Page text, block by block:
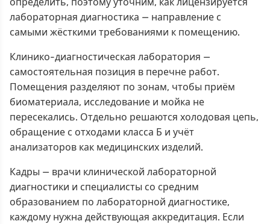
лабораторная диагностика — направление с
самыми жёсткими требованиями к помещению.
Клинико-диагностическая лаборатория —
самостоятельная позиция в перечне работ.
Помещения разделяют по зонам, чтобы приём
биоматериала, исследование и мойка не
пересекались. Отдельно решаются холодовая цепь,
обращение с отходами класса Б и учёт
анализаторов как медицинских изделий.
Кадры — врачи клинической лабораторной
диагностики и специалисты со средним
образованием по лабораторной диагностике,
каждому нужна действующая аккредитация. Если